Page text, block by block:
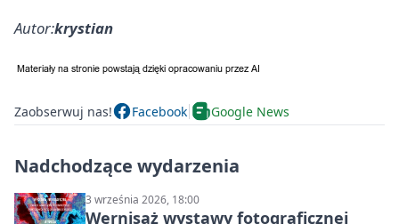
Autor:krystian
Zaobserwuj nas! Facebook Google News
Nadchodzące wydarzenia
3 września 2026, 18:00
Wernisaż wystawy fotograficznej